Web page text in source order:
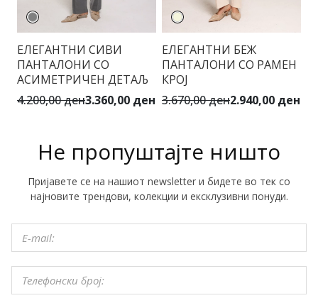
ЕЛЕГАНТНИ СИВИ
ПАНТАЛОНИ СО
АСИМЕТРИЧЕН ДЕТАЉ
4.200,00 ден3.360,00 ден
ЕЛЕГАНТНИ БЕЖ
ПАНТАЛОНИ СО РАМЕН
КРОЈ
3.670,00 ден2.940,00 ден
Не пропуштајте ништо
Пријавете се на нашиот newsletter и бидете во тек со
најновите трендови, колекции и ексклузивни понуди.